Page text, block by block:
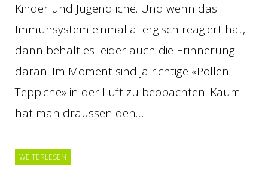
Kinder und Jugendliche. Und wenn das
Immunsystem einmal allergisch reagiert hat,
dann behält es leider auch die Erinnerung
daran. Im Moment sind ja richtige «Pollen-
Teppiche» in der Luft zu beobachten. Kaum
hat man draussen den…
WEITERLESEN